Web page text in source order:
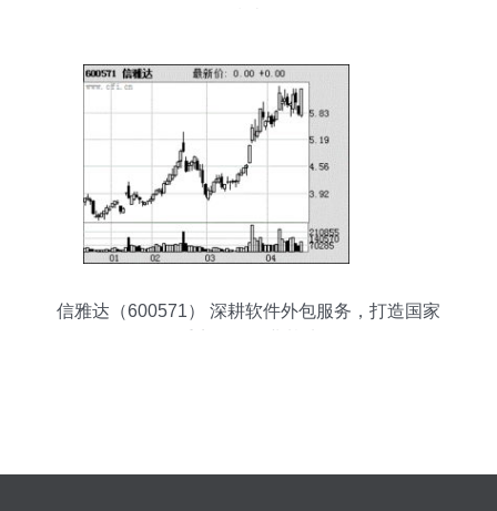
信雅达（600571） 深耕软件外包服务，打造国家